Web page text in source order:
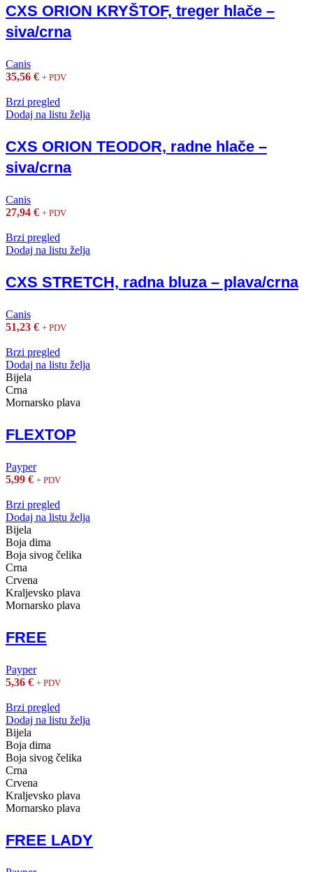
CXS ORION KRYŠTOF, treger hlače –
siva/crna
Canis
35,56 € + PDV
Brzi pregled
Dodaj na listu želja
CXS ORION TEODOR, radne hlače –
siva/crna
Canis
27,94 € + PDV
Brzi pregled
Dodaj na listu želja
CXS STRETCH, radna bluza – plava/crna
Canis
51,23 € + PDV
Brzi pregled
Dodaj na listu želja
Bijela
Crna
Mornarsko plava
FLEXTOP
Payper
5,99 € + PDV
Brzi pregled
Dodaj na listu želja
Bijela
Boja dima
Boja sivog čelika
Crna
Crvena
Kraljevsko plava
Mornarsko plava
FREE
Payper
5,36 € + PDV
Brzi pregled
Dodaj na listu želja
Bijela
Boja dima
Boja sivog čelika
Crna
Crvena
Kraljevsko plava
Mornarsko plava
FREE LADY